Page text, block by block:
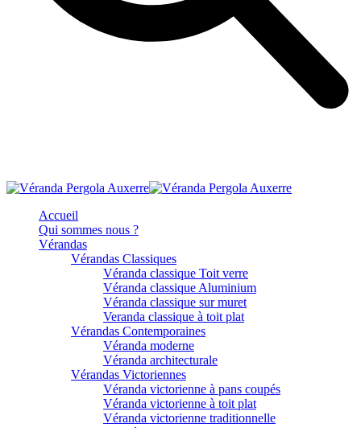
Accueil
Qui sommes nous ?
Vérandas
Vérandas Classiques
Véranda classique Toit verre
Véranda classique Aluminium
Véranda classique sur muret
Veranda classique à toit plat
Vérandas Contemporaines
Véranda moderne
Véranda architecturale
Vérandas Victoriennes
Véranda victorienne à pans coupés
Véranda victorienne à toit plat
Véranda victorienne traditionnelle